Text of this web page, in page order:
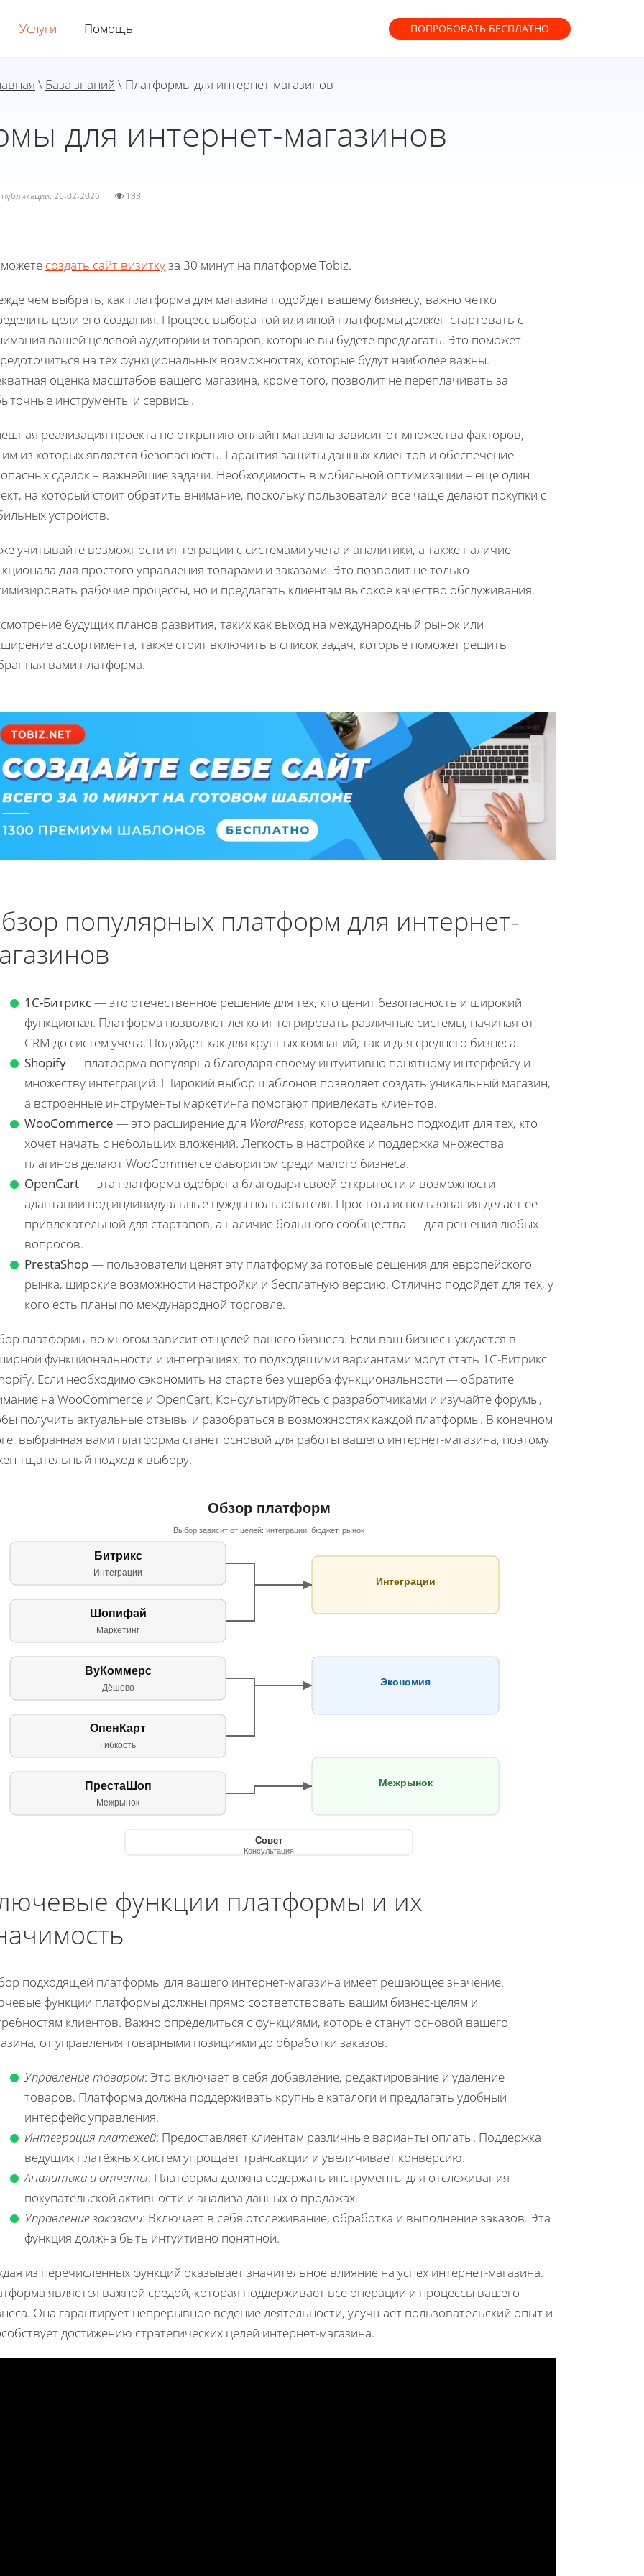
Услуги Помощь ПОПРОБОВАТЬ БЕСПЛАТНО
\ База знаний \ Платформы для интернет-магазинов
для интернет-магазинов
публикации: 26-02-2026 133
создать сайт визиткуза 30 минут на платформе Tobiz.
чем выбрать, как платформа для магазина подойдет вашему бизнесу, важно четко
цели его создания. Процесс выбора той или иной платформы должен стартовать с
вашей целевой аудитории и товаров, которые вы будете предлагать. Это поможет
на тех функциональных возможностях, которые будут наиболее важны.
оценка масштабов вашего магазина, кроме того, позволит не переплачивать за
инструменты и сервисы.
реализация проекта по открытию онлайн-магазина зависит от множества факторов,
из которых является безопасность. Гарантия защиты данных клиентов и обеспечение
сделок – важнейшие задачи. Необходимость в мобильной оптимизации – еще один
на который стоит обратить внимание, поскольку пользователи все чаще делают покупки с
устройств.
учитывайте возможности интеграции с системами учета и аналитики, а также наличие
для простого управления товарами и заказами. Это позволит не только
рабочие процессы, но и предлагать клиентам высокое качество обслуживания.
будущих планов развития, таких как выход на международный рынок или
ассортимента, также стоит включить в список задач, которые поможет решить
вами платформа.
популярных платформ для интернет-
1C-Битрикс— это отечественное решение для тех, кто ценит безопасность и широкий
функционал. Платформа позволяет легко интегрировать различные системы, начиная от
CRM до систем учета. Подойдет как для крупных компаний, так и для среднего бизнеса.
Shopify— платформа популярна благодаря своему интуитивно понятному интерфейсу и
множеству интеграций. Широкий выбор шаблонов позволяет создать уникальный магазин,
а встроенные инструменты маркетинга помогают привлекать клиентов.
WooCommerce — это расширение для WordPress, которое идеально подходит для тех, кто
хочет начать с небольших вложений. Легкость в настройке и поддержка множества
плагинов делают WooCommerce фаворитом среди малого бизнеса.
OpenCart— эта платформа одобрена благодаря своей открытости и возможности
адаптации под индивидуальные нужды пользователя. Простота использования делает ее
привлекательной для стартапов, а наличие большого сообщества — для решения любых
вопросов.
PrestaShop— пользователи ценят эту платформу за готовые решения для европейского
рынка, широкие возможности настройки и бесплатную версию. Отлично подойдет для тех, у
кого есть планы по международной торговле.
платформы во многом зависит от целей вашего бизнеса. Если ваш бизнес нуждается в
функциональности и интеграциях, то подходящими вариантами могут стать 1C-Битрикс
Если необходимо сэкономить на старте без ущерба функциональности — обратите
на WooCommerce и OpenCart. Консультируйтесь с разработчиками и изучайте форумы,
получить актуальные отзывы и разобраться в возможностях каждой платформы. В конечном
выбранная вами платформа станет основой для работы вашего интернет-магазина, поэтому
тщательный подход к выбору.
Обзор платформ
Битрикс
Интеграции
Шопифай
Маркетинг
ВуКоммерс
Дёшево
ОпенКарт
Гибкость
ПрестаШоп
Межрынок
Интеграции
Экономия
Межрынок
Совет
Консультация
Выбор зависит от целей: интеграции, бюджет, рынок
функции платформы и их
подходящей платформы для вашего интернет-магазина имеет решающее значение.
функции платформы должны прямо соответствовать вашим бизнес-целям и
клиентов. Важно определиться с функциями, которые станут основой вашего
от управления товарными позициями до обработки заказов.
Управление товаром: Это включает в себя добавление, редактирование и удаление
товаров. Платформа должна поддерживать крупные каталоги и предлагать удобный
интерфейс управления.
Интеграция платежей: Предоставляет клиентам различные варианты оплаты. Поддержка
ведущих платёжных систем упрощает трансакции и увеличивает конверсию.
Аналитика и отчеты: Платформа должна содержать инструменты для отслеживания
покупательской активности и анализа данных о продажах.
Управление заказами: Включает в себя отслеживание, обработка и выполнение заказов. Эта
функция должна быть интуитивно понятной.
из перечисленных функций оказывает значительное влияние на успех интернет-магазина.
является важной средой, которая поддерживает все операции и процессы вашего
Она гарантирует непрерывное ведение деятельности, улучшает пользовательский опыт и
достижению стратегических целей интернет-магазина.